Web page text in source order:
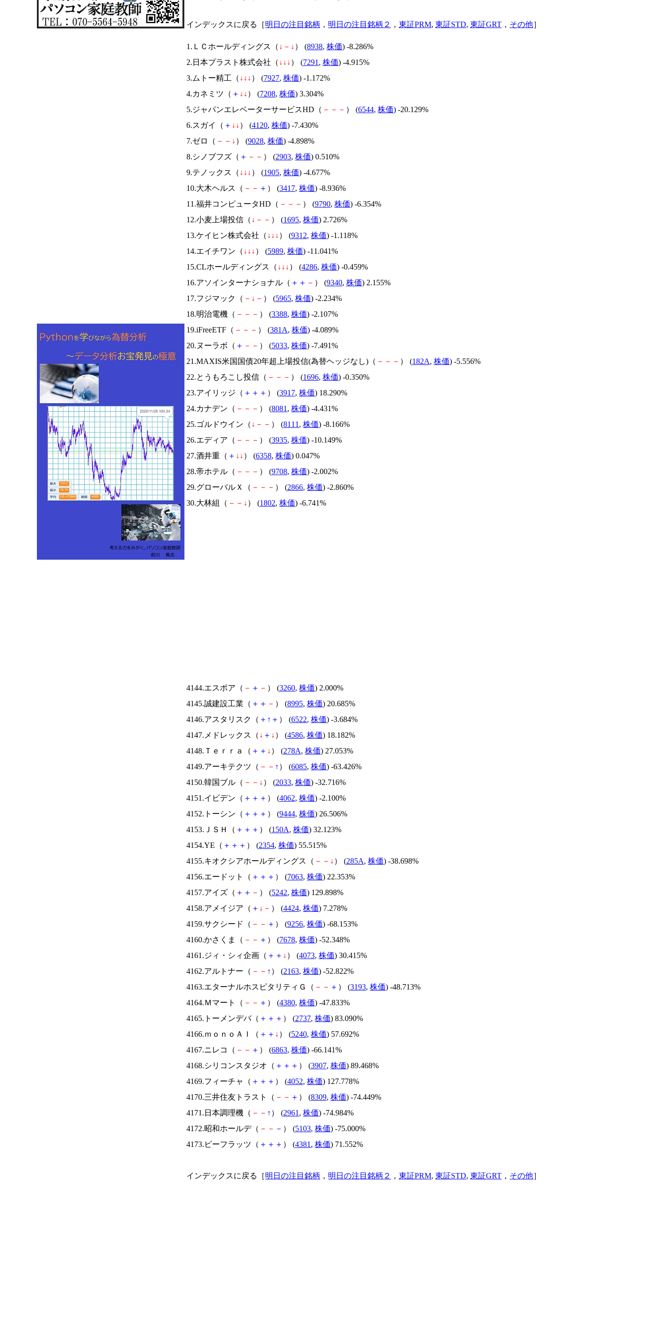
インデックスに戻る［明日の注目銘柄 ， 明日の注目銘柄２ ， 東証PRM, 東証STD, 東証GRT ， その他］
1.ＬＣホールディングス（ ↓ － ↓ ） (8938, 株価) -8.286%
2.日本プラスト株式会社（ ↓ ↓ ↓ ） (7291 , 株価) -4.915%
3.ムトー精工（ ↓ ↓ ↓ ） (7927, 株価) -1.172%
4.カネミツ（ ＋ ↓ ↓ ） (7208, 株価) 3.304%
5.ジャパンエレベーターサービスHD（ － － － ） (6544, 株価) -20.129%
6.スガイ（ ＋ ↓ ↓ ） (4120, 株価) -7.430%
7.ゼロ（ － － ↓ ） (9028, 株価) -4.898%
8.シノブフズ（ ＋ － － ） (2903, 株価) 0.510%
9.テノックス（ ↓ ↓ ↓ ） (1905, 株価) -4.677%
10.大木ヘルス（ － － ＋ ） (3417, 株価) -8.936%
11.福井コンピュータHD（ － － － ） (9790, 株価) -6.354%
12.小麦上場投信（ ↓ － － ） (1695, 株価) 2.726%
13.ケイヒン株式会社（ ↓ ↓ ↓ ） (9312, 株価) -1.118%
14.エイチワン（ ↓ ↓ ↓ ） (5989, 株価) -11.041%
15.CLホールディングス（ ↓ ↓ ↓ ） (4286, 株価) -0.459%
16.アソインターナショナル（ ＋ ＋ － ） (9340, 株価) 2.155%
17.フジマック（ － ↓ － ） (5965, 株価) -2.234%
18.明治電機（ － － － ） (3388, 株価) -2.107%
19.iFreeETF（ － － － ） (381A, 株価) -4.089%
20.ヌーラボ（ ＋ － － ） (5033, 株価) -7.491%
21.MAXIS米国国債20年超上場投信(為替ヘッジなし)（ － － － ） (182A, 株価) -5.556%
22.とうもろこし投信（ － － － ） (1696, 株価) -0.350%
23.アイリッジ（ ＋ ＋ ＋ ） (3917, 株価) 18.290%
24.カナデン（ － － － ） (8081 , 株価) -4.431%
25.ゴルドウイン（ ↓ － － ） (8111 , 株価) -8.166%
26.エディア（ － － － ） (3935, 株価) -10.149%
27.酒井重（ ＋ ↓ ↓ ） (6358, 株価) 0.047%
28.帝ホテル（ － － － ） (9708, 株価) -2.002%
29.グローバルＸ（ － － － ） (2866, 株価) -2.860%
30.大林組（ － － ↓ ） (1802, 株価) -6.741%
4144.エスポア（ － ＋ － ） (3260, 株価) 2.000%
4145.誠建設工業（ ＋ ＋ － ） (8995, 株価) 20.685%
4146.アスタリスク（ ＋ ↑ ＋ ） (6522, 株価) -3.684%
4147.メドレックス（ ↓ ＋ ↓ ） (4586, 株価) 18.182%
4148.Ｔｅｒｒａ（ ＋ ＋ ↓ ） (278A, 株価) 27.053%
4149.アーキテクツ（ － － ↑ ） (6085, 株価) -63.426%
4150.韓国ブル（ － － ↓ ） (2033, 株価) -32.716%
4151.イビデン（ ＋ ＋ ＋ ） (4062, 株価) -2.100%
4152.トーシン（ ＋ ＋ ＋ ） (9444, 株価) 26.506%
4153.ＪＳＨ（ ＋ ＋ ＋ ） (150A, 株価) 32.123%
4154.YE（ ＋ ＋ ＋ ） (2354, 株価) 55.515%
4155.キオクシアホールディングス（ － － ↓ ） (285A, 株価) -38.698%
4156.エードット（ ＋ ＋ ＋ ） (7063, 株価) 22.353%
4157.アイズ（ ＋ ＋ － ） (5242, 株価) 129.898%
4158.アメイジア（ ＋ ↓ － ） (4424, 株価) 7.278%
4159.サクシード（ － － ＋ ） (9256, 株価) -68.153%
4160.かさくま（ － － ＋ ） (7678, 株価) -52.348%
4161.ジィ・シィ企画（ ＋ ＋ ↓ ） (4073, 株価) 30.415%
4162.アルトナー（ － － ↑ ） (2163, 株価) -52.822%
4163.エターナルホスピタリティＧ（ － － ＋ ） (3193, 株価) -48.713%
4164.Ｍマート（ － － ＋ ） (4380, 株価) -47.833%
4165.トーメンデバ（ ＋ ＋ ＋ ） (2737, 株価) 83.090%
4166.ｍｏｎｏＡＩ（ ＋ ＋ ↓ ） (5240, 株価) 57.692%
4167.ニレコ（ － － ＋ ） (6863, 株価) -66.141%
4168.シリコンスタジオ（ ＋ ＋ ＋ ） (3907, 株価) 89.468%
4169.フィーチャ（ ＋ ＋ ＋ ） (4052, 株価) 127.778%
4170.三井住友トラスト（ － － ＋ ） (8309, 株価) -74.449%
4171.日本調理機（ － － ↑ ） (2961 , 株価) -74.984%
4172.昭和ホールデ（ － － － ） (5103, 株価) -75.000%
4173.ビーフラッツ（ ＋ ＋ ＋ ） (4381 , 株価) 71.552%
インデックスに戻る［明日の注目銘柄 ， 明日の注目銘柄２ ， 東証PRM, 東証STD, 東証GRT ， その他］